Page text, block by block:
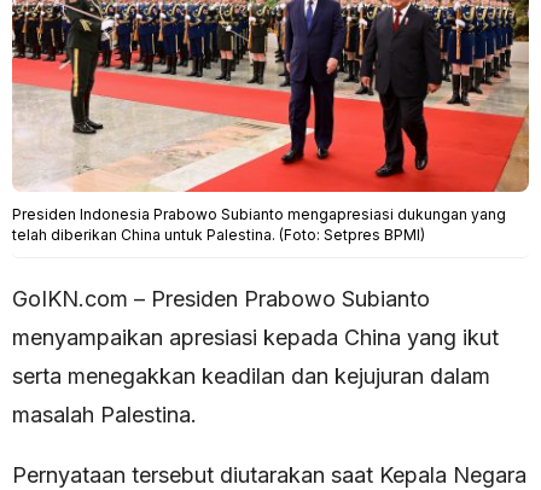
Presiden Indonesia Prabowo Subianto mengapresiasi dukungan yang
telah diberikan China untuk Palestina. (Foto: Setpres BPMI)
GoIKN.com – Presiden Prabowo Subianto
menyampaikan apresiasi kepada China yang ikut
serta menegakkan keadilan dan kejujuran dalam
masalah Palestina.
Pernyataan tersebut diutarakan saat Kepala Negara